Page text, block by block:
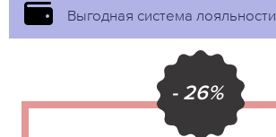
Выгодная система лояльности
- 26%